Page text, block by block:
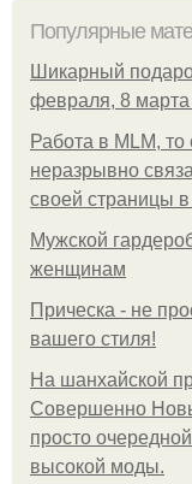
Популярные
Шикарный
февраля, 8
Работа в MLM,
неразрывно
своей страницы в
Мужской
женщинам
Прическа - не
вашего стиля!
На шанхайской
Совершенно
просто
высокой моды.